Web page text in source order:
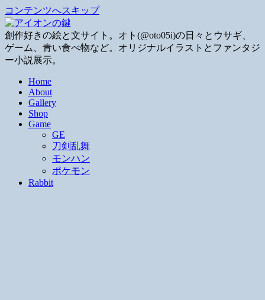
コンテンツへスキップ
創作好きの絵と文サイト。オト(@oto05i)の日々とウサギ、
ゲーム、青い食べ物など。オリジナルイラストとファンタジ
ー小説展示。
Home
About
Gallery
Shop
Game
GE
刀剣乱舞
モンハン
ポケモン
Rabbit